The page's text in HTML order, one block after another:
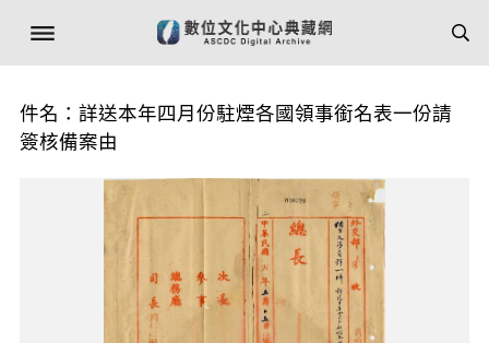
件名：詳送本年四月份駐煙各國領事銜名表一份請
簽核備案由